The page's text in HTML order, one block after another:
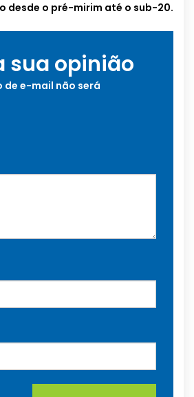
desde o pré-mirim até o sub-20.
sua opinião
de e-mail não será